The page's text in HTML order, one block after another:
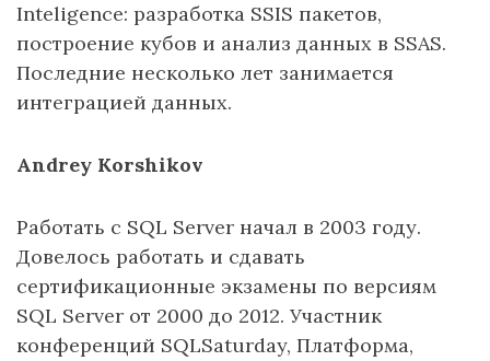
Inteligence: разработка SSIS пакетов,
построение кубов и анализ данных в SSAS.
Последние несколько лет занимается
интеграцией данных.
Andrey Korshikov
Работать с SQL Server начал в 2003 году.
Довелось работать и сдавать
сертификационные экзамены по версиям
SQL Server от 2000 до 2012. Участник
конференций SQLSaturday, Платформа,